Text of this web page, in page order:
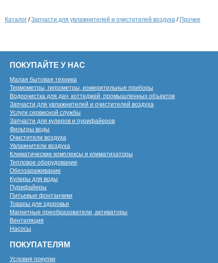
Каталог /Запчасти для увлажнителей и очистителей воздуха / Прочее
ПОКУПАЙТЕ У НАС
Малая бытовая техника
Термометры, гигрометры, измерительные приборы
Водоочистка для дач, коттеджей, промышленных объектов
Запчасти для увлажнителей и очистителей воздуха
Услуги сервисной службы
Запчасти для кулеров и пурифайеров
Фильтры воды
Очистители воздуха
Увлажнители воздуха
Климатические комплексы и климатизаторы
Тепловое оборудование
Обеззараживание
Кулеры для воды
Пурифайеры
Питьевые фонтанчики
Товары для здоровья
Магнитные преобразователи, активаторы
Вентиляция
Насосы
ПОКУПАТЕЛЯМ
Условия покупки